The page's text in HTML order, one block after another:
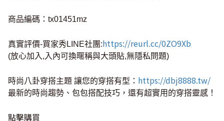
商品編碼：tx01451mz
真實評價-買家秀LINE社團:https://reurl.cc/0ZO9Xb
(放心加入,入內可換暱稱與大頭貼,無隱私問題)
時尚八卦穿搭主題 讓您的穿搭有型： https://dbj8888.tw/
最新的時尚趨勢、包包搭配技巧，還有超實用的穿搭靈感！
點擊購買